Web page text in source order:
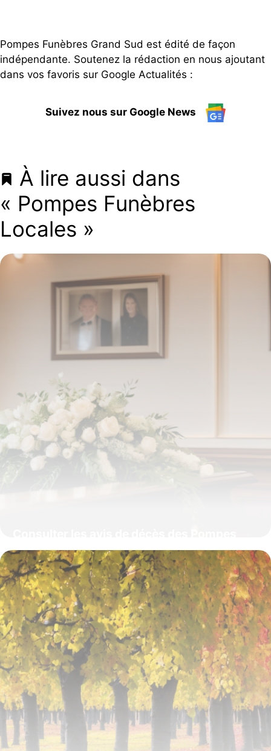
Pompes Funèbres Grand Sud est édité de façon
indépendante. Soutenez la rédaction en nous ajoutant
dans vos favoris sur Google Actualités :
Suivez nous sur Google News
À lire aussi dans
« Pompes Funèbres
Locales »
Funèbres Colin : démarches, informations
et accompagnement
18 mai 2026